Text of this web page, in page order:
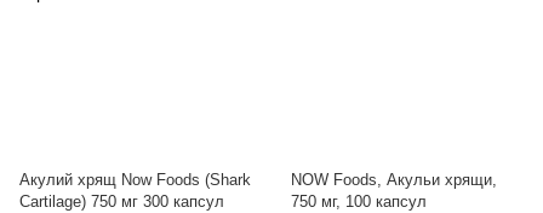
Акулий хрящ Now Foods (Shark
Cartilage) 750 мг 300 капсул
NOW Foods, Акульи хрящи,
750 мг, 100 капсул